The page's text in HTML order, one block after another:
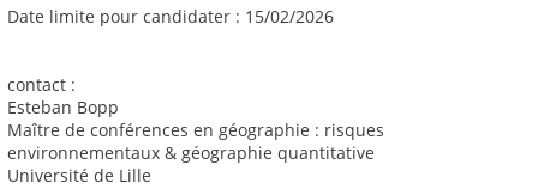
Date limite pour candidater : 15/02/2026
contact :
Esteban Bopp
Maître de conférences en géographie : risques
environnementaux & géographie quantitative
Université de Lille